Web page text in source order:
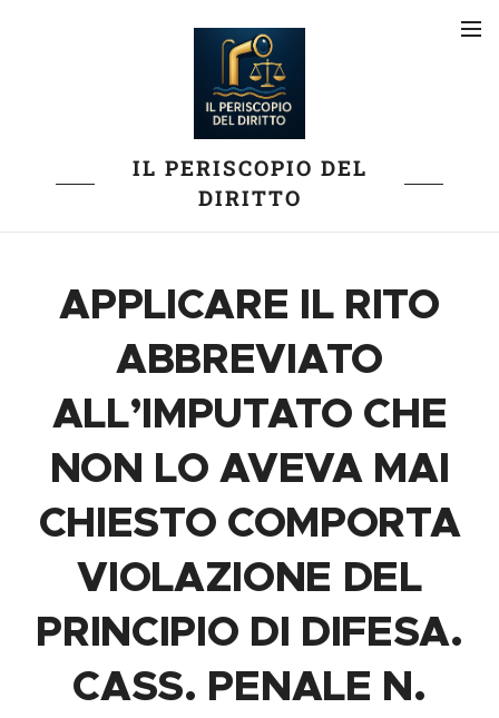
IL PERISCOPIO DEL
DIRITTO
APPLICARE IL RITO
ABBREVIATO
ALL’IMPUTATO CHE
NON LO AVEVA MAI
CHIESTO COMPORTA
VIOLAZIONE DEL
PRINCIPIO DI DIFESA.
CASS. PENALE N.